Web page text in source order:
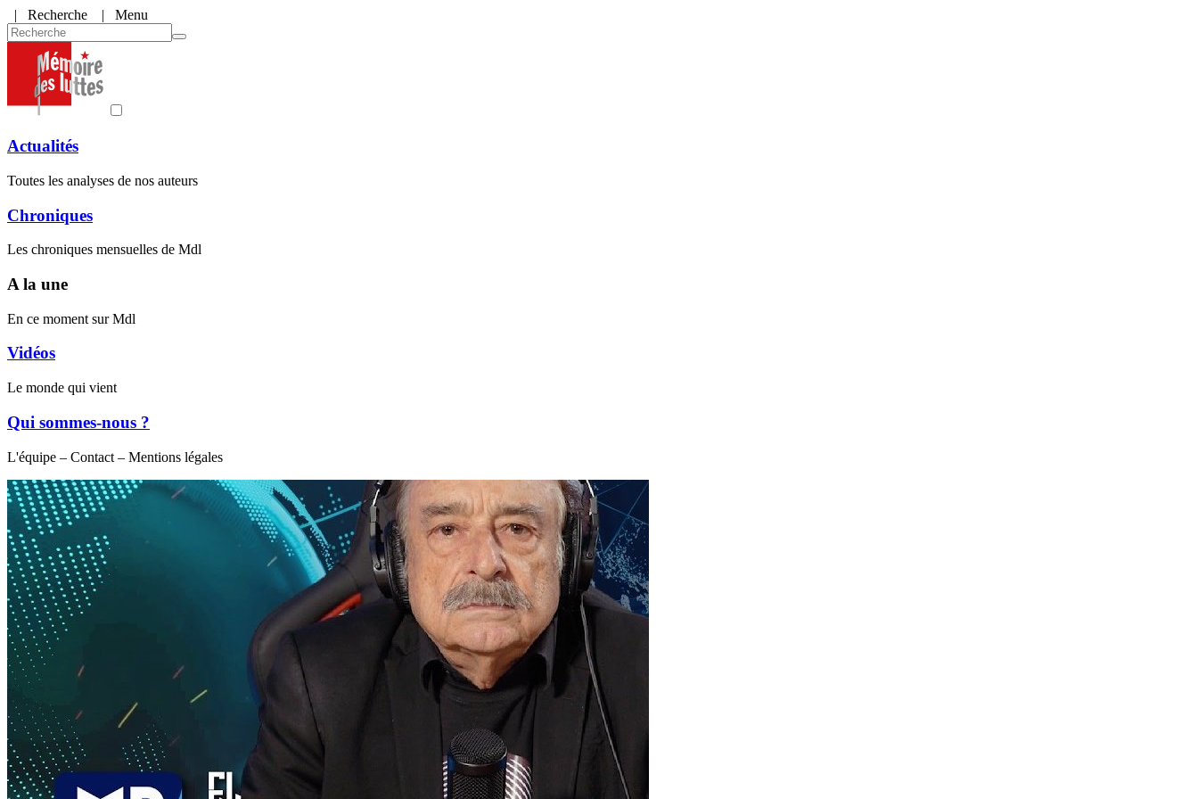
| Recherche | Menu
Actualités
Toutes les analyses de nos auteurs
Chroniques
Les chroniques mensuelles de Mdl
A la une
En ce moment sur Mdl
Vidéos
Le monde qui vient
Qui sommes-nous ?
L'équipe – Contact – Mentions légales